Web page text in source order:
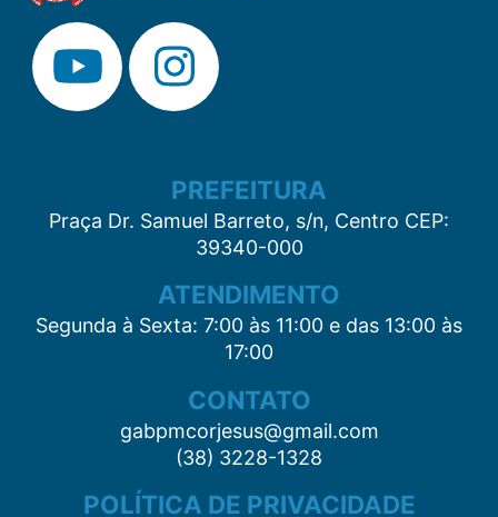
PREFEITURA
Praça Dr. Samuel Barreto, s/n, Centro CEP:
39340-000
ATENDIMENTO
Segunda à Sexta: 7:00 às 11:00 e das 13:00 às
17:00
CONTATO
gabpmcorjesus@gmail.com
(38) 3228-1328
POLÍTICA DE PRIVACIDADE